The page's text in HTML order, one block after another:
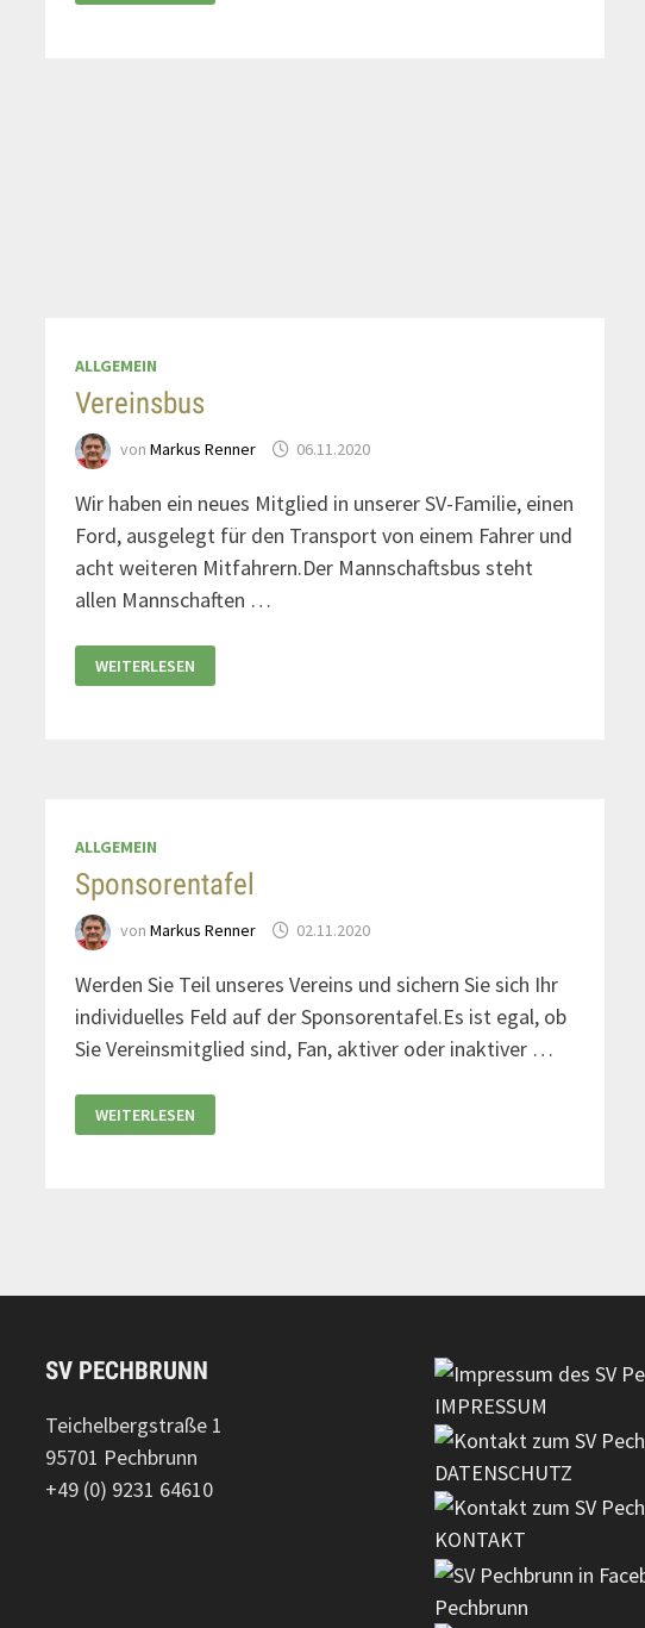
ALLGEMEIN
Vereinsbus
vonMarkus Renner 06.11.2020
Wir haben ein neues Mitglied in unserer SV-Familie, einen
Ford, ausgelegt für den Transport von einem Fahrer und
acht weiteren Mitfahrern.Der Mannschaftsbus steht
allen Mannschaften …
WEITERLESEN
ALLGEMEIN
Sponsorentafel
vonMarkus Renner 02.11.2020
Werden Sie Teil unseres Vereins und sichern Sie sich Ihr
individuelles Feld auf der Sponsorentafel.Es ist egal, ob
Sie Vereinsmitglied sind, Fan, aktiver oder inaktiver …
WEITERLESEN
SV PECHBRUNN
Teichelbergstraße 1
95701 Pechbrunn
+49 (0) 9231 64610
IMPRESSUM
DATENSCHUTZ
KONTAKT
Pechbrunn